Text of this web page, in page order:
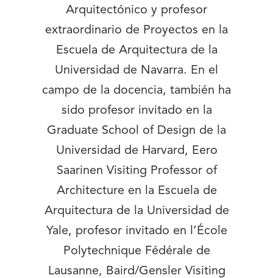
Arquitectónico y profesor
extraordinario de Proyectos en la
Escuela de Arquitectura de la
Universidad de Navarra. En el
campo de la docencia, también ha
sido profesor invitado en la
Graduate School of Design de la
Universidad de Harvard, Eero
Saarinen Visiting Professor of
Architecture en la Escuela de
Arquitectura de la Universidad de
Yale, profesor invitado en l’École
Polytechnique Fédérale de
Lausanne, Baird/Gensler Visiting